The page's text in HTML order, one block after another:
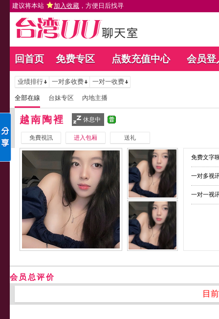
建议将本站 加入收藏 ，方便日后找寻
回首页 免费专区 点数充值中心 会员登
业绩排行 一对多收费 一对一收费
全部在線 台妹专区 內地主播
越南陶裡 休息中
免費視訊 进入包厢 送礼
免费文字
一对多视
一对一视
会员总评价
目